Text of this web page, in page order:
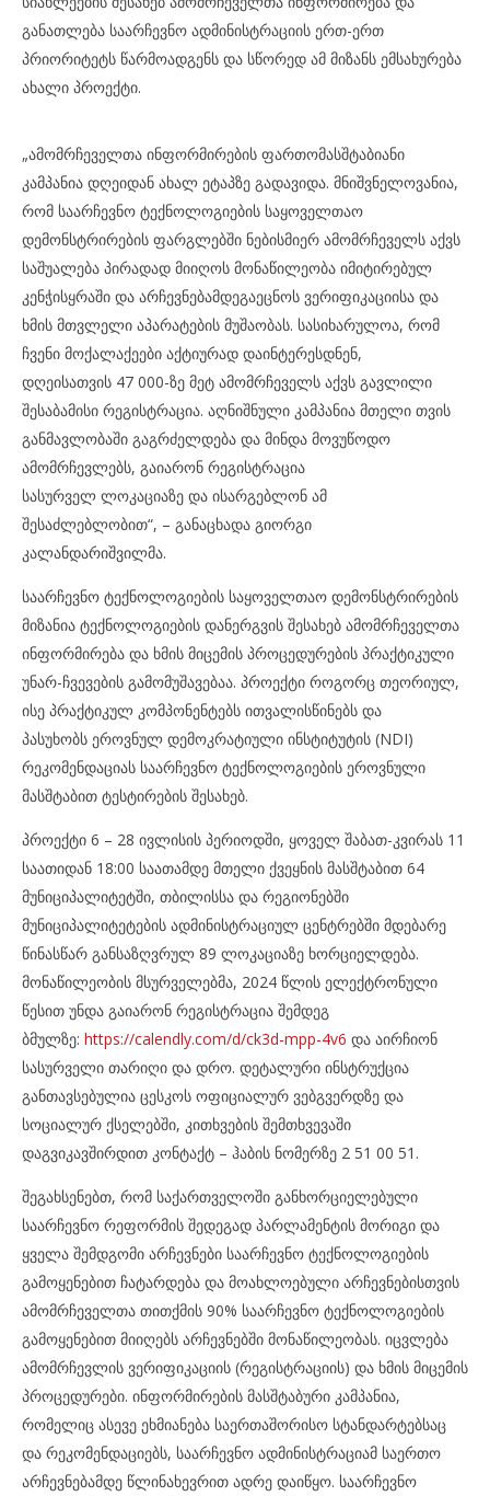
განათლება საარჩევნო ადმინისტრაციის ერთ-ერთ
პრიორიტეტს წარმოადგენს და სწორედ ამ მიზანს ემსახურება
ახალი პროექტი.
„ამომრჩეველთა ინფორმირების ფართომასშტაბიანი
კამპანია დღეიდან ახალ ეტაპზე გადავიდა. მნიშვნელოვანია,
რომ საარჩევნო ტექნოლოგიების საყოველთაო
დემონსტრირების ფარგლებში ნებისმიერ ამომრჩეველს აქვს
საშუალება პირადად მიიღოს მონაწილეობა იმიტირებულ
კენჭისყრაში და არჩევნებამდეგაეცნოს ვერიფიკაციისა და
ხმის მთვლელი აპარატების მუშაობას. სასიხარულოა, რომ
ჩვენი მოქალაქეები აქტიურად დაინტერესდნენ,
დღეისათვის 47 000-ზე მეტ ამომრჩეველს აქვს გავლილი
შესაბამისი რეგისტრაცია. აღნიშნული კამპანია მთელი თვის
განმავლობაში გაგრძელდება და მინდა მოვუწოდო
ამომრჩევლებს, გაიარონ რეგისტრაცია
სასურველ ლოკაციაზე და ისარგებლონ ამ
შესაძლებლობით“, – განაცხადა გიორგი
კალანდარიშვილმა.
საარჩევნო ტექნოლოგიების საყოველთაო დემონსტრირების
მიზანია ტექნოლოგიების დანერგვის შესახებ ამომრჩეველთა
ინფორმირება და ხმის მიცემის პროცედურების პრაქტიკული
უნარ-ჩვევების გამომუშავებაა. პროექტი როგორც თეორიულ,
ისე პრაქტიკულ კომპონენტებს ითვალისწინებს და
პასუხობს ეროვნულ დემოკრატიული ინსტიტუტის (NDI)
რეკომენდაციას საარჩევნო ტექნოლოგიების ეროვნული
მასშტაბით ტესტირების შესახებ.
პროექტი 6 – 28 ივლისის პერიოდში, ყოველ შაბათ-კვირას 11
საათიდან 18:00 საათამდე მთელი ქვეყნის მასშტაბით 64
მუნიციპალიტეტში, თბილისსა და რეგიონებში
მუნიციპალიტეტების ადმინისტრაციულ ცენტრებში მდებარე
წინასწარ განსაზღვრულ 89 ლოკაციაზე ხორციელდება.
მონაწილეობის მსურველებმა, 2024 წლის ელექტრონული
წესით უნდა გაიარონ რეგისტრაცია შემდეგ
ბმულზე: https://calendly.com/d/ck3d-mpp-4v6 და აირჩიონ
სასურველი თარიღი და დრო. დეტალური ინსტრუქცია
განთავსებულია ცესკოს ოფიციალურ ვებგვერდზე და
სოციალურ ქსელებში, კითხვების შემთხვევაში
დაგვიკავშირდით კონტაქტ – ჰაბის ნომერზე 2 51 00 51.
შეგახსენებთ, რომ საქართველოში განხორციელებული
საარჩევნო რეფორმის შედეგად პარლამენტის მორიგი და
ყველა შემდგომი არჩევნები საარჩევნო ტექნოლოგიების
გამოყენებით ჩატარდება და მოახლოებული არჩევნებისთვის
ამომრჩეველთა თითქმის 90% საარჩევნო ტექნოლოგიების
გამოყენებით მიიღებს არჩევნებში მონაწილეობას. იცვლება
ამომრჩევლის ვერიფიკაციის (რეგისტრაციის) და ხმის მიცემის
პროცედურები. ინფორმირების მასშტაბური კამპანია,
რომელიც ასევე ეხმიანება საერთაშორისო სტანდარტებსაც
და რეკომენდაციებს, საარჩევნო ადმინისტრაციამ საერთო
არჩევნებამდე წლინახევრით ადრე დაიწყო. საარჩევნო